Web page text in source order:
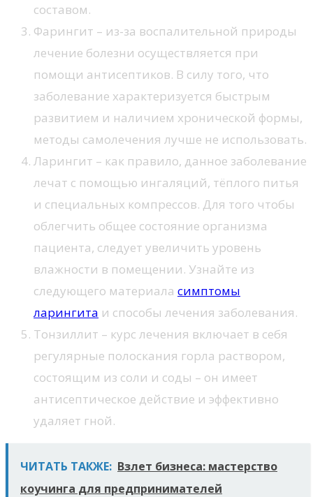
составом.
Фарингит – из-за воспалительной природы
лечение болезни осуществляется при
помощи антисептиков. В силу того, что
заболевание характеризуется быстрым
развитием и наличием хронической формы,
методы самолечения лучше не использовать.
Ларингит – как правило, данное заболевание
лечат с помощью ингаляций, тёплого питья
и специальных компрессов. Для того чтобы
облегчить общее состояние организма
пациента, следует увеличить уровень
влажности в помещении. Узнайте из
следующего материала симптомы
ларингита и способы лечения заболевания.
Тонзиллит – курс лечения включает в себя
регулярные полоскания горла раствором,
состоящим из соли и соды – он имеет
антисептическое действие и эффективно
удаляет гной.
ЧИТАТЬ ТАКЖЕ: Взлет бизнеса: мастерство
коучинга для предпринимателей